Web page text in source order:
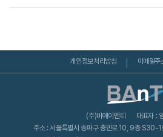
개인정보처리방침 이메일주
(주)비에이앤티
대표자 :
주소 : 서울특별시 송파구 충민로 10, 9층 S30-1